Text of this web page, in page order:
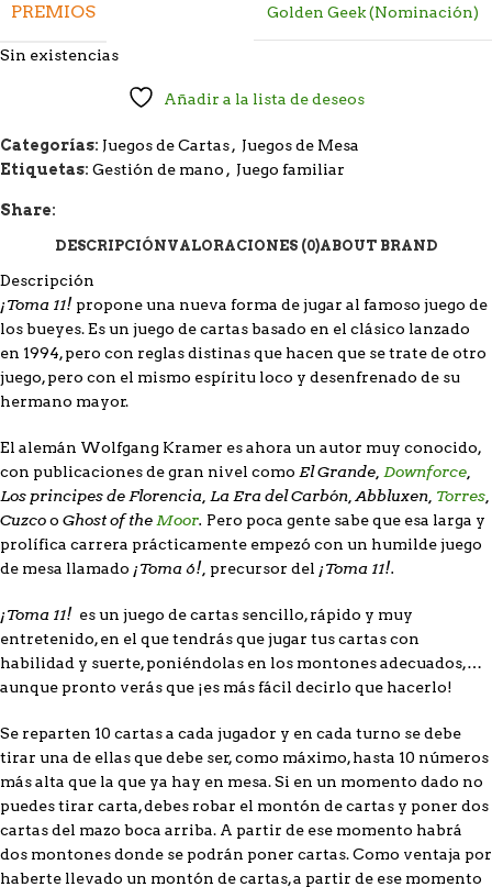
PREMIOS Golden Geek (Nominación)
Sin existencias
Añadir a la lista de deseos
Categorías: Juegos de Cartas, Juegos de Mesa
Etiquetas: Gestión de mano , Juego familiar
Share:
DESCRIPCIÓNVALORACIONES (0)ABOUT BRAND
Descripción
¡Toma 11! propone una nueva forma de jugar al famoso juego de
los bueyes. Es un juego de cartas basado en el clásico lanzado
en 1994, pero con reglas distinas que hacen que se trate de otro
juego, pero con el mismo espíritu loco y desenfrenado de su
hermano mayor.
El alemán Wolfgang Kramer es ahora un autor muy conocido,
con publicaciones de gran nivel como El Grande, Downforce,
Los principes de Florencia, La Era del Carbón, Abbluxen, Torres,
Cuzcoo Ghost of theMoor. Pero poca gente sabe que esa larga y
prolífica carrera prácticamente empezó con un humilde juego
de mesa llamado ¡Toma 6!, precursor del ¡Toma 11!.
¡Toma 11! es un juego de cartas sencillo, rápido y muy
entretenido, en el que tendrás que jugar tus cartas con
habilidad y suerte, poniéndolas en los montones adecuados,…
aunque pronto verás que ¡es más fácil decirlo que hacerlo!
Se reparten 10 cartas a cada jugador y en cada turno se debe
tirar una de ellas que debe ser, como máximo, hasta 10 números
más alta que la que ya hay en mesa. Si en un momento dado no
puedes tirar carta, debes robar el montón de cartas y poner dos
cartas del mazo boca arriba. A partir de ese momento habrá
dos montones donde se podrán poner cartas. Como ventaja por
haberte llevado un montón de cartas, a partir de ese momento